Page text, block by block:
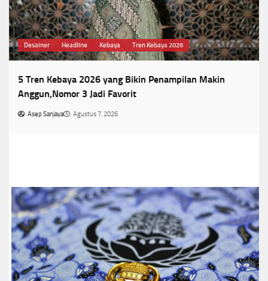
Desainer Headline Kebaya Tren Kebaya 2026
5 Tren Kebaya 2026 yang Bikin Penampilan Makin
Anggun,Nomor 3 Jadi Favorit
Asep Sanjaya Agustus 7, 2026